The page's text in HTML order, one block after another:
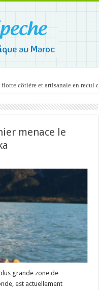
côtière et artisanale en recul
menace le
grande zone de
est actuellement